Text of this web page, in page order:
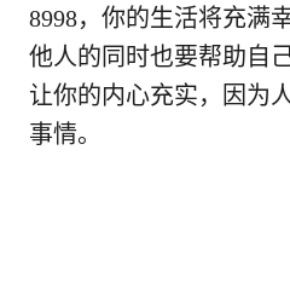
8998，你的生活将充满
他人的同时也要帮助自
让你的内心充实，因为
事情。